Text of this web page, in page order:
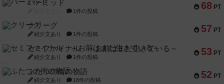
68 PT
パーミッド
1件の投稿
57 PT
クリーグ
紹介文あり 1件の投稿
53 PT
セミファイナル ～お前はまだ生きている～
紹介文あり 1件の投稿
52 PT
ふたつの街の物語
紹介文あり 18件の投稿